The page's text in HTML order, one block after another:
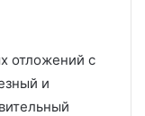
отложений с
и